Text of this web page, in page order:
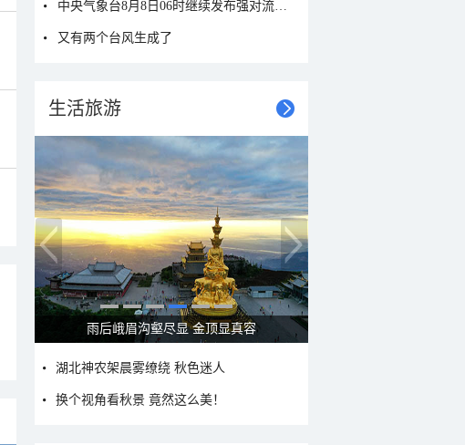
又有两个台风生成了
生活旅游
秋意浓 蓝天映衬下的哈尔滨伏尔加庄园
湖北神农架晨雾缭绕 秋色迷人
换个视角看秋景 竟然这么美！